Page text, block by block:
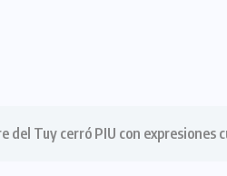
del Tuy cerró PIU con expresiones